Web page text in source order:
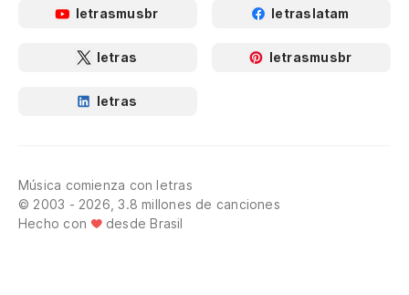
letrasmusbr letraslatam
letras letrasmusbr
letras
Música comienza con letras
© 2003 - 2026, 3.8 millones de canciones
Hecho con
desde Brasil